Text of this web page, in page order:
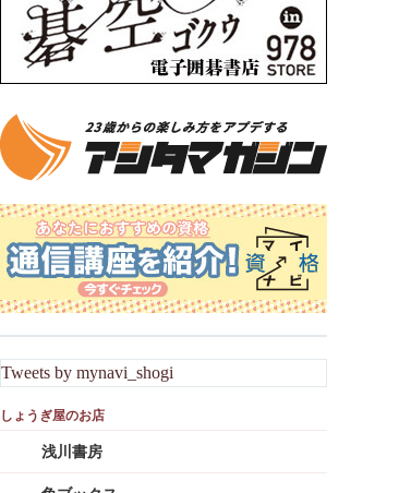
Tweets by mynavi_shogi
浅川書房